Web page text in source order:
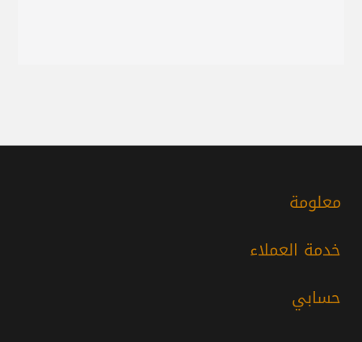
معلومة
خدمة العملاء
حسابي